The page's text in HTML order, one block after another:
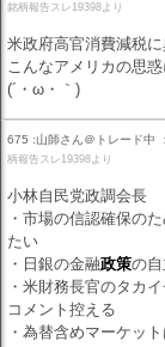
銘柄報告スレ19398より
米政府高官消費減税
こんなアメリカの思
(´・ω・｀)
675 :山師さん＠トレード中
柄報告スレ19398より
小林自民党政調会長
・市場の信認確保の
たい
・日銀の金融政策の
・米財務長官のタカ
コメント控える
・為替含めマーケッ